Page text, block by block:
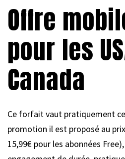
Offre
pour les
Canada
Ce forfait vaut pratiquement
promotion il est proposé au
15,99€ pour les abonnées